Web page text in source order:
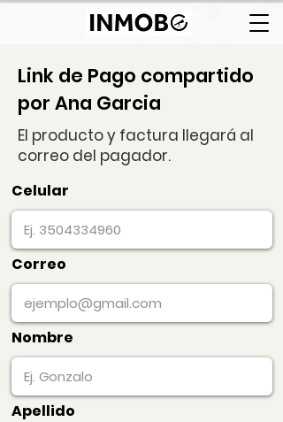
Link de Pago compartido
por Ana Garcia
El producto y factura llegará al
correo del pagador.
Celular
Correo
Nombre
Apellido